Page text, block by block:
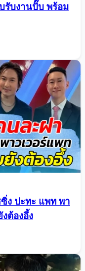
รับงานปั๊บ พร้อม
ง ปะทะ แพท พา
ต้องอึ้ง